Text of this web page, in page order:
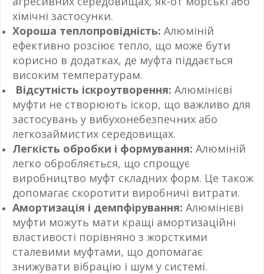
хімічні застосунки.
Хороша теплопровідність: Алюміній
ефективно розсіює тепло, що може бути
корисно в додатках, де муфта піддається
високим температурам.
Відсутність іскроутворення: Алюмінієві
муфти не створюють іскор, що важливо для
застосувань у вибухонебезпечних або
легкозаймистих середовищах.
Легкість обробки і формування: Алюміній
легко обробляється, що спрощує
виробництво муфт складних форм. Це також
допомагає скоротити виробничі витрати.
Амортизація і демпфірування: Алюмінієві
муфти можуть мати кращі амортизаційні
властивості порівняно з жорсткими
сталевими муфтами, що допомагає
знижувати вібрацію і шум у системі.